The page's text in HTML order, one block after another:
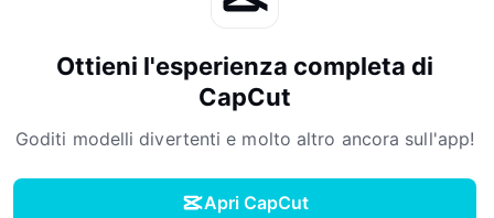
Termini di servizio Informativa sulla Privacy
Informativa sui cookie
Termini di servizio per i creator
Ottieni l'esperienza completa di
CapCut
Goditi modelli divertenti e molto altro ancora sull'app!
Apri CapCut